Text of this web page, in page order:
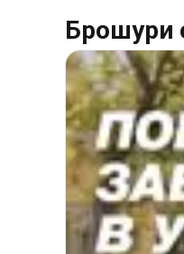
Брошури